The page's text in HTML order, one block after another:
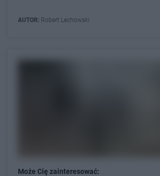
AUTOR: Robert Lechowski
Może Cię zainteresować: